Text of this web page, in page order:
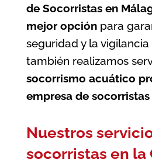
de Socorristas en
mejor opción para
seguridad y la
también realizamos
socorrismo acuático
empresa de
Nuestros
socorristas en la